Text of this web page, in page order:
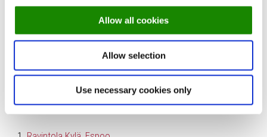
Allow all cookies
Allow selection
Use necessary cookies only
Porthaninkatu 5
Elokuun TOP 10-lista